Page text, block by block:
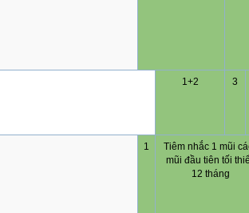
1+2 3
1
Tiêm nhắc 1 mũi
mũi đầu tiên tối
12 tháng